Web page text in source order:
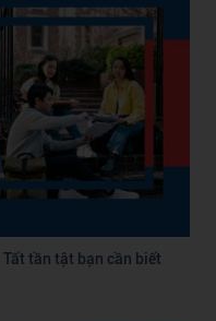
Tất tần tật bạn cần biết